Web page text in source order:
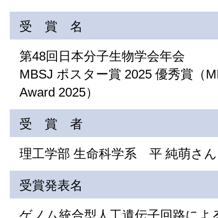
受 賞 名
第48回日本分子生物学会年会
MBSJ ポスター賞 2025 優秀賞（
Award 2025）
受 賞 者
理工学部 生命科学系 平 純萌さ
受賞発表名
ゲノム統合型人工遺伝子回路によ